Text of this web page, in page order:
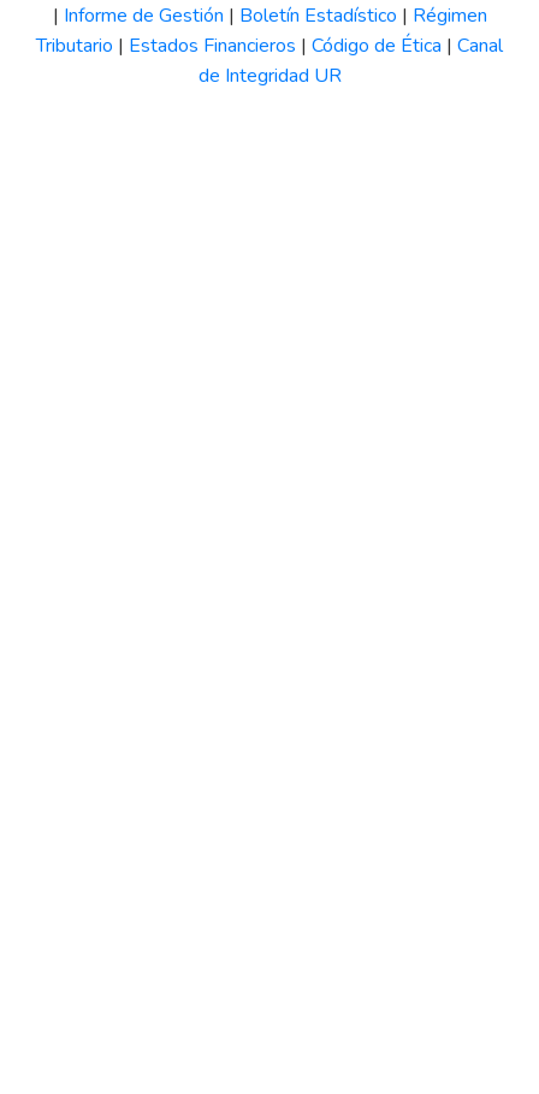
| Informe de Gestión | Boletín Estadístico | Régimen
Tributario | Estados Financieros | Código de Ética | Canal
de Integridad UR